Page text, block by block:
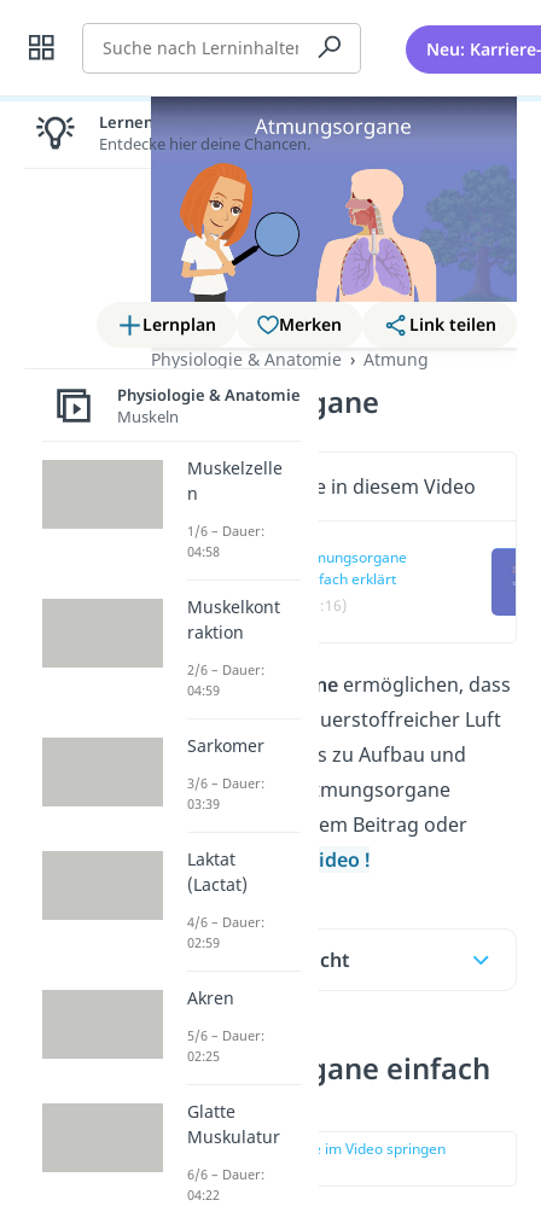
Suche Neu:
Lernplan Merken
Link teilen
Physiologie & Anatomie
Atmung
Atmungsorgane
Wichtige Inhalte in diesem Video
Atmungsorgane
einfach erklärt
(00:16)
Atmungsorgane ermöglichen, dass
dein Körper mit sauerstoffreicher Luft
versorgt wird. Alles zu Aufbau und
Funktion deiner Atmungsorgane
erfährst du in diesem Beitrag oder
direkt im kurzen
Video !
Inhaltsübersicht
Atmungsorgane einfach
erklärt
zur Stelle im Video springen
(00:16)
Lernen lohnt sich!
Entdecke hier deine Chancen.
Physiologie & Anatomie
Muskeln
Muskelzelle
n
1/6 – Dauer:
04:58
Muskelkont
raktion
2/6 – Dauer:
04:59
Sarkomer
3/6 – Dauer:
03:39
Laktat
(Lactat)
4/6 – Dauer:
02:59
Akren
5/6 – Dauer:
02:25
Glatte
Muskulatur
6/6 – Dauer:
04:22